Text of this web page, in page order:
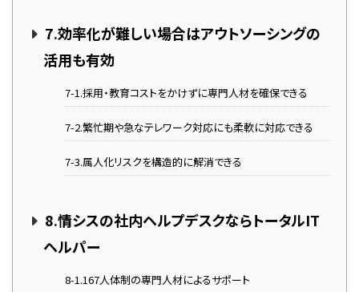
7.効率化が難しい場合はアウトソーシングの
活用も有効
7-1.採用・教育コストをかけずに専門人材を確保できる
7-2.繁忙期や急なテレワーク対応にも柔軟に対応できる
7-3.属人化リスクを構造的に解消できる
8.情シスの社内ヘルプデスクならトータルIT
ヘルパー
8-1.167人体制の専門人材によるサポート